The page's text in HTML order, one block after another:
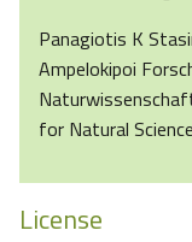
Panagiotis K
Ampelokipoi
for Natural
License